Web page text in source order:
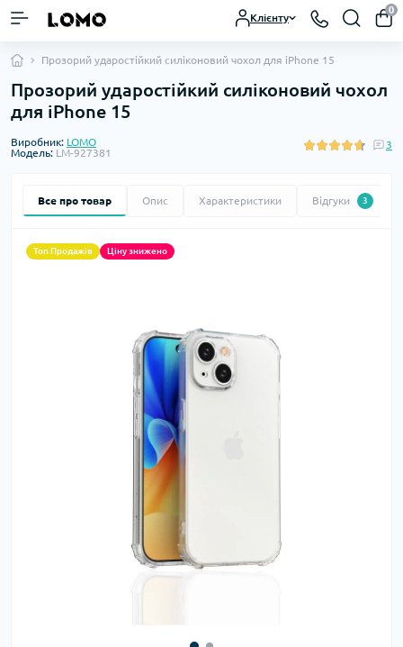
Клієнту
0
Прозорий ударостійкий силіконовий чохол для iPhone 15
Прозорий ударостійкий силіконовий чохол
для iPhone 15
Виробник: LOMO
Модель: LM-927381
3
Все про товар Опис Характеристики Відгуки 3
Топ Продажів Ціну знижено